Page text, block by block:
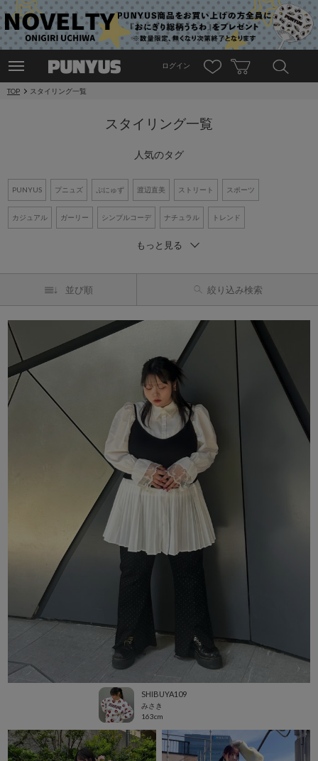
ログイン
TOP スタイリング一覧
スタイリング一覧
人気のタグ
PUNYUS プニュズ ぷにゅず 渡辺直美 ストリート スポーツ
カジュアル ガーリー シンプルコーデ ナチュラル トレンド
再入荷アイテム
ビッグシルエット Tシャツ デニム ワンピース シャツコーデ
もっと見る
並び順 絞り込み検索
SHIBUYA109
みさき
163cm